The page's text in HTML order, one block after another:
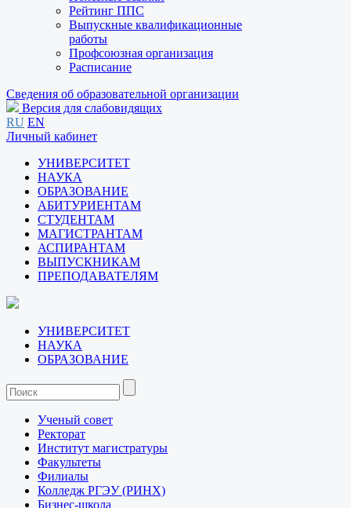
Рейтинг ППС
Выпускные квалификационные
работы
Профсоюзная организация
Расписание
Сведения об образовательной организации
Версия для слабовидящих
RU EN
Личный кабинет
УНИВЕРСИТЕТ
НАУКА
ОБРАЗОВАНИЕ
АБИТУРИЕНТАМ
СТУДЕНТАМ
МАГИСТРАНТАМ
АСПИРАНТАМ
ВЫПУСКНИКАМ
ПРЕПОДАВАТЕЛЯМ
УНИВЕРСИТЕТ
НАУКА
ОБРАЗОВАНИЕ
Ученый совет
Ректорат
Институт магистратуры
Факультеты
Филиалы
Колледж РГЭУ (РИНХ)
Бизнес-школа